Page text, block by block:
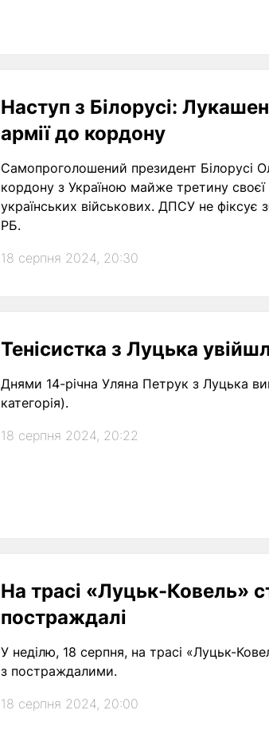
Наступ з Білорусі:
армії до кордону
Самопроголошений президент Білорусі
кордону з Україною майже третину
українських військових. ДПСУ не фіксує
РБ.
18 серпня 2024, 20:30
Тенісистка з Луцька
Днями 14-річна Уляна Петрук з Луцька
категорія).
18 серпня 2024, 20:22
На трасі «Луцьк-Ковель»
постраждалі
У неділю, 18 серпня, на трасі «Луцьк-
з постраждалими.
18 серпня 2024, 20:00